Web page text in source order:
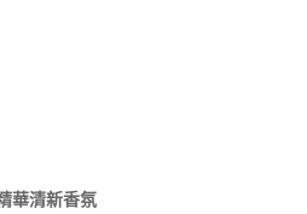
華清新香氛